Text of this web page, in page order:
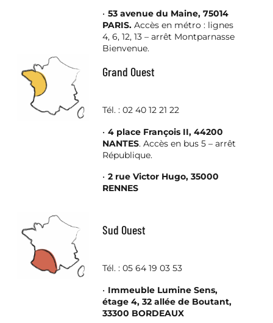
53 avenue du Maine, 75014
PARIS. Accès en métro : lignes
4, 6, 12, 13 – arrêt Montparnasse
Bienvenue.
Grand Ouest
Tél. : 02 40 12 21 22
4 place François II, 44200
NANTES. Accès en bus 5 – arrêt
République.
2 rue Victor Hugo, 35000
RENNES
Sud Ouest
Tél. : 05 64 19 03 53
Immeuble Lumine Sens,
étage 4, 32 allée de Boutant,
33300 BORDEAUX